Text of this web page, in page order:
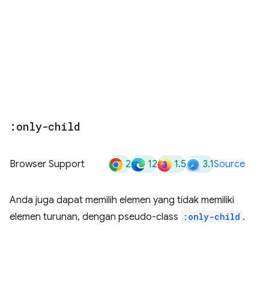
:only-child
Browser Support 2 12 1.5 3.1Source
Anda juga dapat memilih elemen yang tidak memiliki
elemen turunan, dengan pseudo-class
:only-child .